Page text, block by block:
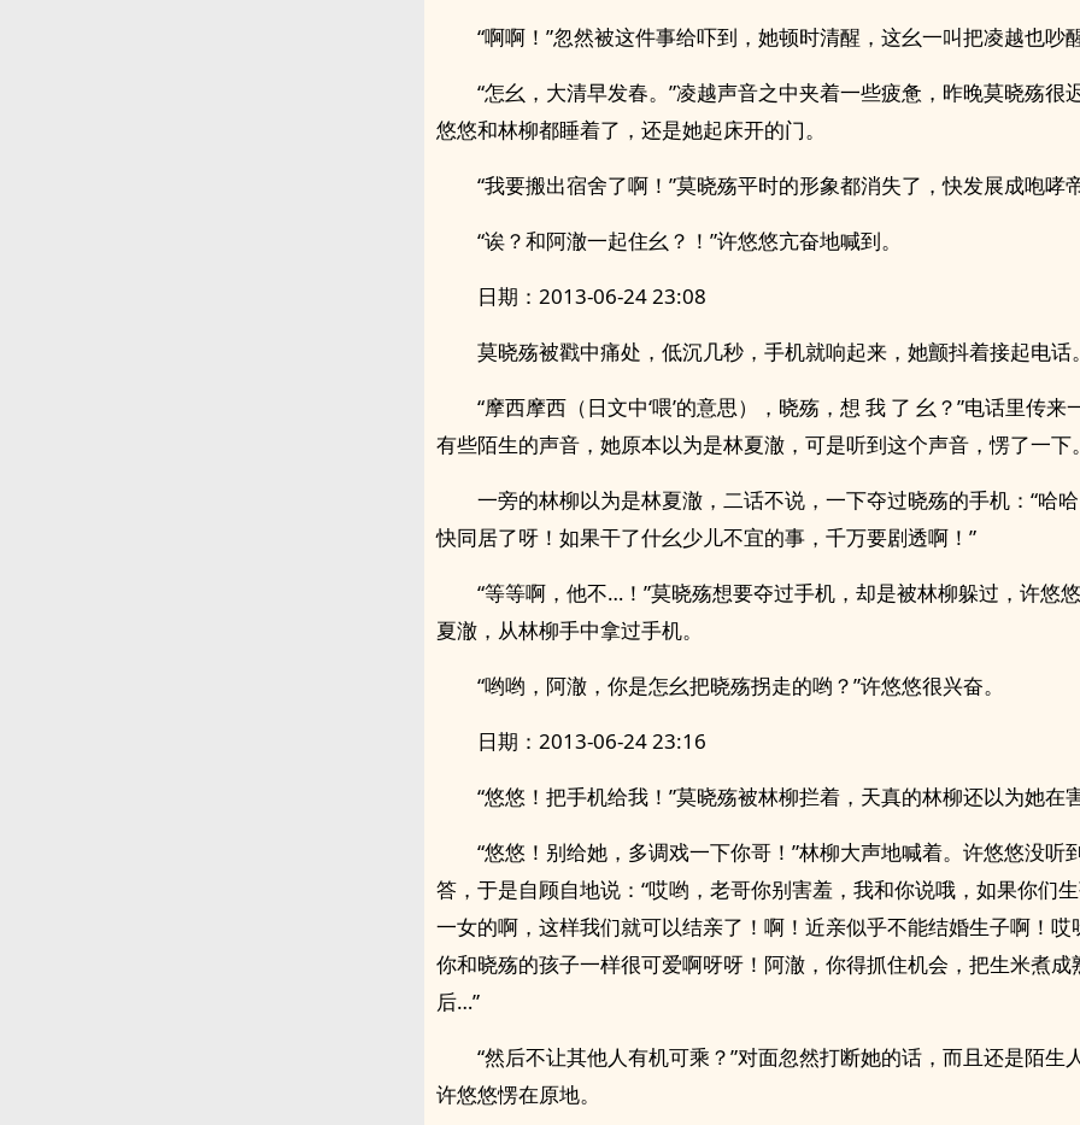
“啊啊！”忽然被这件事给吓到，她顿时清醒，这幺一叫把凌越也吵醒
“怎幺，大清早发春。”凌越声音之中夹着一些疲惫，昨晚莫晓殇很
悠悠和林柳都睡着了，还是她起床开的门。
“我要搬出宿舍了啊！”莫晓殇平时的形象都消失了，快发展成咆哮帝
“诶？和阿澈一起住幺？！”许悠悠亢奋地喊到。
日期：2013-06-24 23:08
莫晓殇被戳中痛处，低沉几秒，手机就响起来，她颤抖着接起电话。
“摩西摩西（日文中‘喂’的意思），晓殇，想 我 了 幺？”电话里传来
有些陌生的声音，她原本以为是林夏澈，可是听到这个声音，愣了一下。
一旁的林柳以为是林夏澈，二话不说，一下夺过晓殇的手机：“哈
快同居了呀！如果干了什幺少儿不宜的事，千万要剧透啊！”
“等等啊，他不…！”莫晓殇想要夺过手机，却是被林柳躲过，许悠
夏澈，从林柳手中拿过手机。
“哟哟，阿澈，你是怎幺把晓殇拐走的哟？”许悠悠很兴奋。
日期：2013-06-24 23:16
“悠悠！把手机给我！”莫晓殇被林柳拦着，天真的林柳还以为她在害
“悠悠！别给她，多调戏一下你哥！”林柳大声地喊着。许悠悠没听
答，于是自顾自地说：“哎哟，老哥你别害羞，我和你说哦，如果你们
一女的啊，这样我们就可以结亲了！啊！近亲似乎不能结婚生子啊！哎
你和晓殇的孩子一样很可爱啊呀呀！阿澈，你得抓住机会，把生米煮成
后…”
“然后不让其他人有机可乘？”对面忽然打断她的话，而且还是陌生
许悠悠愣在原地。